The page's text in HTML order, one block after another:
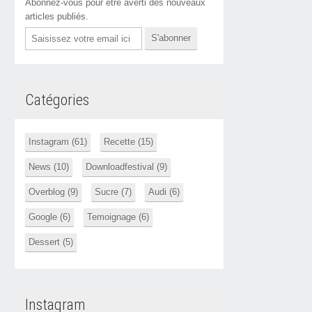
Abonnez-vous pour être averti des nouveaux
articles publiés.
Email
Catégories
Instagram (61) Recette (15)
News (10) Downloadfestival (9)
Overblog (9) Sucre (7) Audi (6)
Google (6) Temoignage (6)
Dessert (5)
Instagram